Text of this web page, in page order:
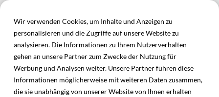
Informationen und Einstellungen zur Barrierefreiheit
Wir verwenden Cookies, um Inhalte und Anzeigen zu
personalisieren und die Zugriffe auf unsere Website zu
analysieren. Die Informationen zu Ihrem Nutzerverhalten
gehen an unsere Partner zum Zwecke der Nutzung für
Werbung und Analysen weiter. Unsere Partner führen diese
Informationen möglicherweise mit weiteren Daten zusammen,
die sie unabhängig von unserer Website von Ihnen erhalten